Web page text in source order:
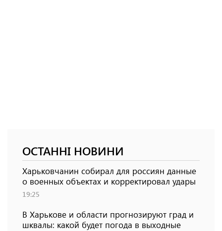
ОСТАННІ НОВИНИ
Харьковчанин собирал для россиян данные
о военных объектах и ​​корректировал удары
19:25
В Харькове и области прогнозируют град и
шквалы: какой будет погода в выходные